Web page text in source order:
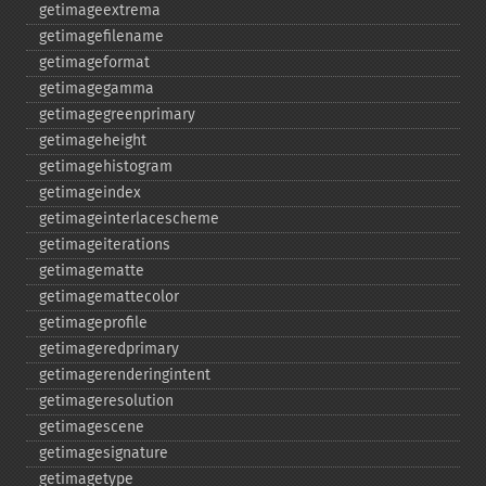
getimageextrema
getimagefilename
getimageformat
getimagegamma
getimagegreenprimary
getimageheight
getimagehistogram
getimageindex
getimageinterlacescheme
getimageiterations
getimagematte
getimagemattecolor
getimageprofile
getimageredprimary
getimagerenderingintent
getimageresolution
getimagescene
getimagesignature
getimagetype